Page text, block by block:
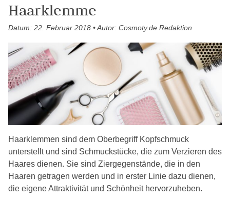
Haarklemme
Datum: 22. Februar 2018 • Autor: Cosmoty.de Redaktion
Haarklemmen sind dem Oberbegriff Kopfschmuck
unterstellt und sind Schmuckstücke, die zum Verzieren des
Haares dienen. Sie sind Ziergegenstände, die in den
Haaren getragen werden und in erster Linie dazu dienen,
die eigene Attraktivität und Schönheit hervorzuheben.